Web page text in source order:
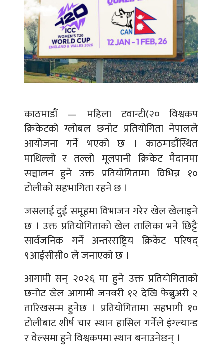
काठमाडौँ — महिला टवान्टी(२० विश्वकप
क्रिकेटको ग्लोबल छनोट प्रतियोगिता नेपालले
आयोजना गर्ने भएको छ । काठमाडौंस्थित
माथिल्लो र तल्लो मूलपानी क्रिकेट मैदानमा
सञ्चालन हुने उक्त प्रतियोगितामा विभिन्न १०
टोलीको सहभागिता रहने छ ।
जसलाई दुई समूहमा विभाजन गरेर खेल खेलाइने
छ । उक्त प्रतियोगिताको खेल तालिका भने छिट्टै
सार्वजनिक गर्ने अन्तरराष्ट्रिय क्रिकेट परिषद्
९आईसीसी० ले जनाएको छ ।
आगामी सन् २०२६ मा हुने उक्त प्रतियोगिताको
छनोट खेल आगामी जनवरी १२ देखि फेब्रुअरी २
तारिखसम्म हुनेछ । प्रतियोगितामा सहभागी १०
टोलीबाट शीर्ष चार स्थान हासिल गर्नेले इंग्ल्यान्ड
र वेल्समा हुने विश्वकपमा स्थान बनाउनेछन् ।